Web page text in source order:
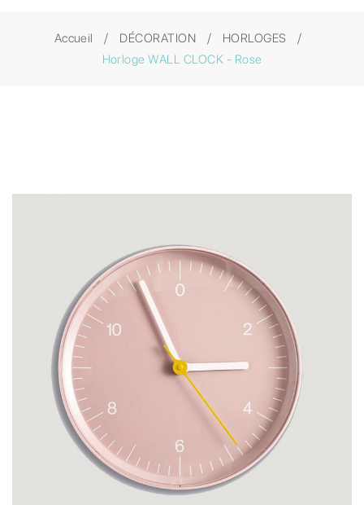
Accueil DÉCORATION
HORLOGES
Horloge WALL CLOCK - Rose